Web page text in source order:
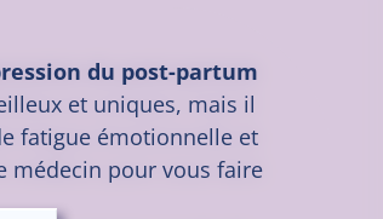
du post-partum
et uniques, mais il
fatigue émotionnelle et
médecin pour vous faire